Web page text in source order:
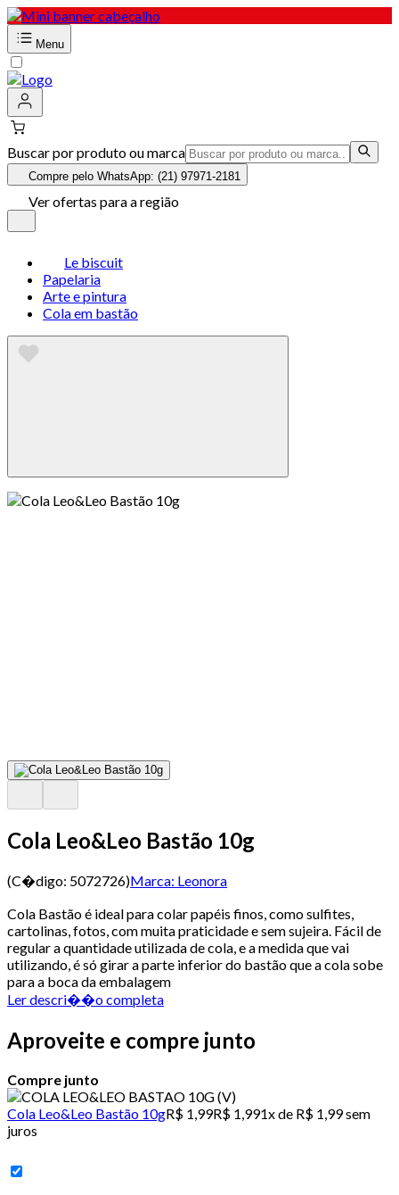
Menu
Buscar por produto ou marca
Compre pelo WhatsApp: (21) 97971-2181
Ver ofertas para a região
Le biscuit
Papelaria
Arte e pintura
Cola em bastão
Cola Leo&Leo Bastão 10g
(C�digo: 5072726)Marca: Leonora
Cola Bastão é ideal para colar papéis finos, como sulfites,
cartolinas, fotos, com muita praticidade e sem sujeira. Fácil de
regular a quantidade utilizada de cola, e a medida que vai
utilizando, é só girar a parte inferior do bastão que a cola sobe
para a boca da embalagem
Ler descri��o completa
Aproveite e compre junto
Compre junto
Cola Leo&Leo Bastão 10gR$ 1,99R$ 1,991x de R$ 1,99 sem
juros